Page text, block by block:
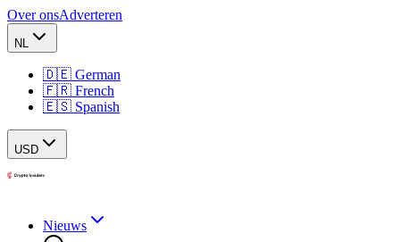
Over onsAdverteren
NL
🇩🇪 German
🇫🇷 French
🇪🇸 Spanish
USD
Nieuws